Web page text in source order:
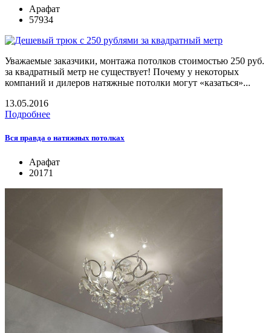
Арафат
57934
Уважаемые заказчики, монтажа потолков стоимостью 250 руб.
за квадратный метр не существует! Почему у некоторых
компаний и дилеров натяжные потолки могут «казаться»...
13.05.2016
Подробнее
Вся правда о натяжных потолках
Арафат
20171